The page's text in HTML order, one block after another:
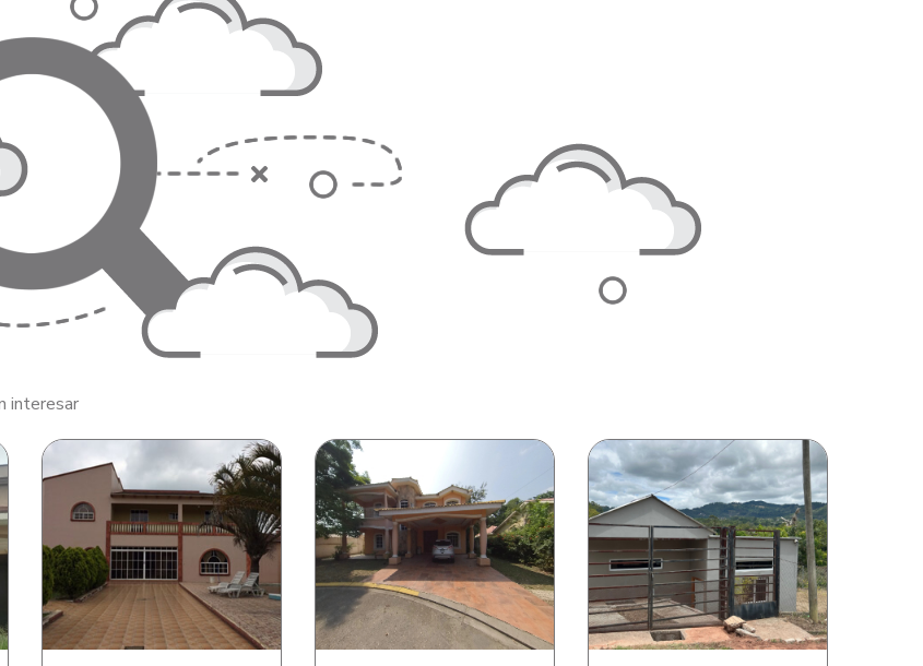
interesar
Casa de habitación en
Residencial Rosa Maria
Casa de habitación en
Residencial Quinta El
Dorado
Lote de terreno en con casa
de habitación en La Crucitas
Tatumbla Francisco
Morazán